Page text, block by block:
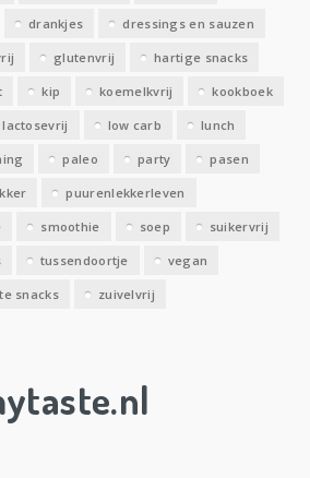
drankjes dressings en sauzen
glutenvrij hartige snacks
kip koemelkvrij kookboek
lactosevrij low carb lunch
paleo party pasen
puurenlekkerleven
smoothie soep suikervrij
tussendoortje vegan
snacks zuivelvrij